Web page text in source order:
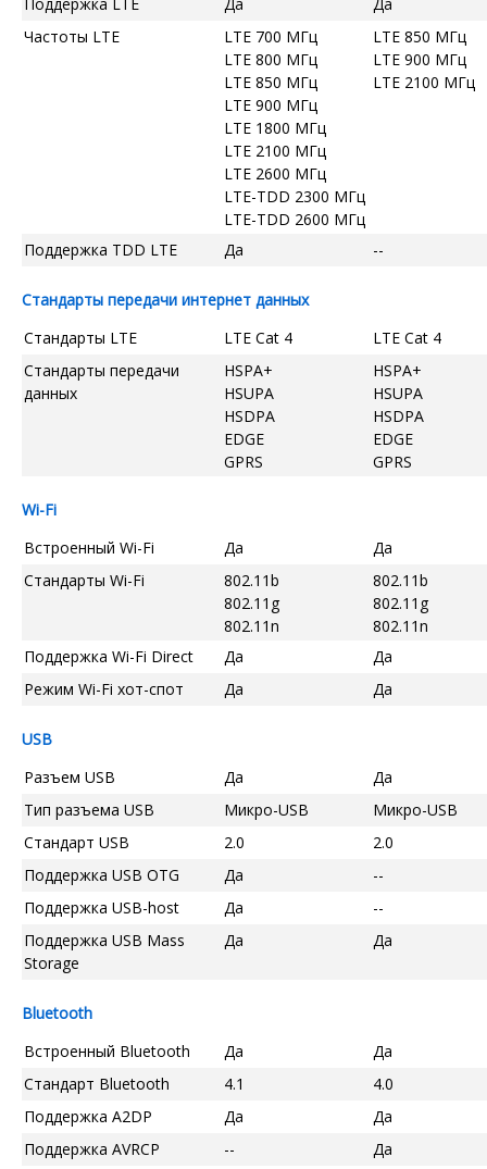
Частоты LTE
LTE 700 МГц
LTE 800 МГц
LTE 850 МГц
LTE 900 МГц
LTE 1800 МГц
LTE 2100 МГц
LTE 2600 МГц
LTE-TDD 2300 МГц
LTE-TDD 2600 МГц
LTE 850 МГц
LTE 900 МГц
LTE 2100 МГц
Поддержка TDD LTE Да --
Стандарты передачи интернет данных
Стандарты LTE
LTE Cat 4
LTE Cat 4
Стандарты передачи
данных
HSPA+
HSUPA
HSDPA
EDGE
GPRS
HSPA+
HSUPA
HSDPA
EDGE
GPRS
Wi-Fi
Встроенный Wi-Fi
Да
Да
Стандарты Wi-Fi
802.11b
802.11g
802.11n
802.11b
802.11g
802.11n
Поддержка Wi-Fi Direct
Да
Да
Режим Wi-Fi хот-спот
Да Да
USB
Разъем USB
Да
Да
Тип разъема USB
Микро-USB
Микро-USB
Стандарт USB
2.0
2.0
Поддержка USB OTG
Да
--
Поддержка USB-host
Да
--
Поддержка USB Mass
Storage
Да Да
Bluetooth
Встроенный Bluetooth
Да
Да
Стандарт Bluetooth
4.1
4.0
Поддержка A2DP
Да
Да
Поддержка AVRCP
--
Да